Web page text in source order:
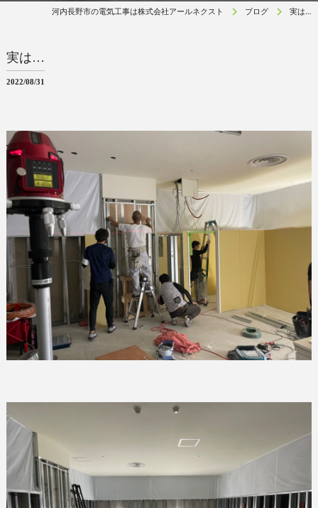
河内長野市の電気工事は株式会社アールネクスト ブログ 実は…
実は…
2022/08/31